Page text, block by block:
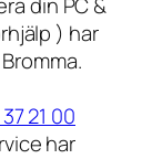
) har
21 00
har